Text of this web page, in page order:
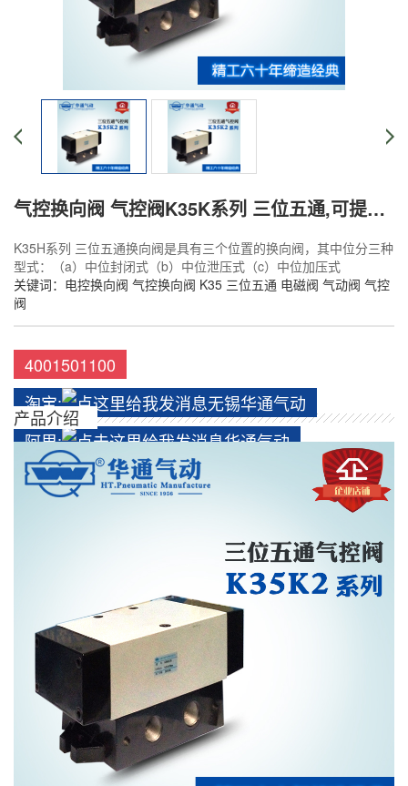
气控换向阀 气控阀K35K系列 三位五通,可提供定制
K35H系列 三位五通换向阀是具有三个位置的换向阀，其中位分三种
型式：（a）中位封闭式（b）中位泄压式（c）中位加压式
关键词： 电控换向阀 气控换向阀 K35 三位五通 电磁阀 气动阀 气控
阀
4001501100
淘宝:
无锡华通气动
阿里:
华通气动
产品介绍